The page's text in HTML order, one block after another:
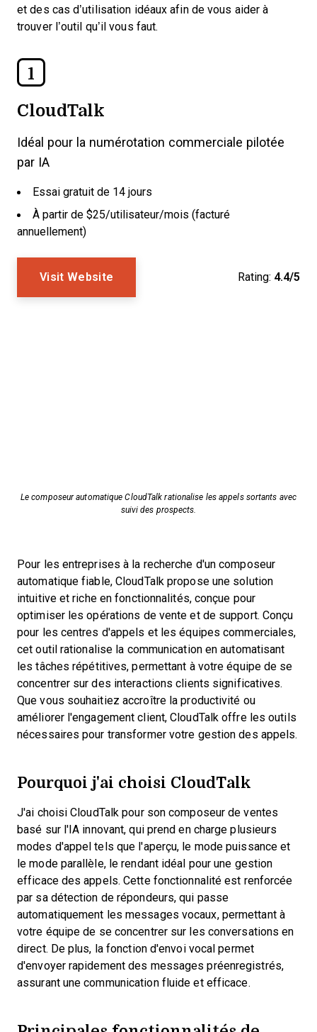
et des cas d’utilisation idéaux afin de vous aider à
trouver l’outil qu’il vous faut.
1
CloudTalk
Idéal pour la numérotation commerciale pilotée
par IA
Essai gratuit de 14 jours
À partir de $25/utilisateur/mois (facturé
annuellement)
Visit Website Rating: 4.4/5
Le composeur automatique CloudTalk rationalise les appels sortants avec
suivi des prospects.
Pour les entreprises à la recherche d'un composeur
automatique fiable, CloudTalk propose une solution
intuitive et riche en fonctionnalités, conçue pour
optimiser les opérations de vente et de support. Conçu
pour les centres d'appels et les équipes commerciales,
cet outil rationalise la communication en automatisant
les tâches répétitives, permettant à votre équipe de se
concentrer sur des interactions clients significatives.
Que vous souhaitiez accroître la productivité ou
améliorer l'engagement client, CloudTalk offre les outils
nécessaires pour transformer votre gestion des appels.
Pourquoi j'ai choisi CloudTalk
J'ai choisi CloudTalk pour son composeur de ventes
basé sur l'IA innovant, qui prend en charge plusieurs
modes d'appel tels que l'aperçu, le mode puissance et
le mode parallèle, le rendant idéal pour une gestion
efficace des appels. Cette fonctionnalité est renforcée
par sa détection de répondeurs, qui passe
automatiquement les messages vocaux, permettant à
votre équipe de se concentrer sur les conversations en
direct. De plus, la fonction d'envoi vocal permet
d'envoyer rapidement des messages préenregistrés,
assurant une communication fluide et efficace.